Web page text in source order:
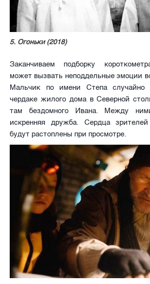
5. Огоньки (2018)
Заканчиваем подборку
может вызвать неподдельные эмоции
Мальчик по имени Степа случайно
чердаке жилого дома в Северной
там бездомного Ивана. Между
искренняя дружба. Сердца зрителей
будут растоплены при просмотре.